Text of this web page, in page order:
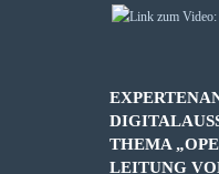
THEMA
LEITUNG